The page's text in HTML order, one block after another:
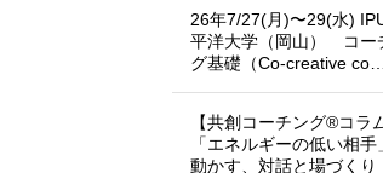
26年7/27(月)〜29(水)
平洋大学（岡山） コー
グ基礎（Co-creative co…
【共創コーチング®︎コラ
「エネルギーの低い相手
動かす、対話と場づくり